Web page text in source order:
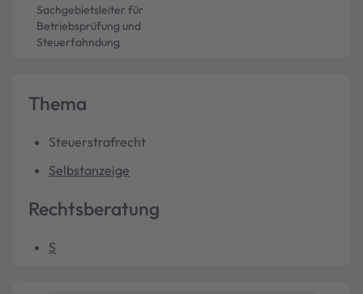
Sachgebietsleiter für
Betriebsprüfung und
Steuerfahndung
Thema
Steuerstrafrecht
Selbstanzeige
Rechtsberatung
S